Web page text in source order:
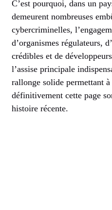
C’est pourquoi, dans un
demeurent nombreuses
cybercriminelles,
d’organismes régulateurs,
crédibles et de
l’assise principale
rallonge solide permettant
définitivement cette page
histoire récente.